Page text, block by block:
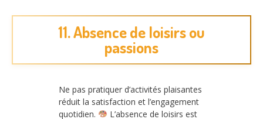
11. Absence de loisirs ou
passions
Ne pas pratiquer d’activités plaisantes
réduit la satisfaction et l’engagement
quotidien.
L’absence de loisirs est